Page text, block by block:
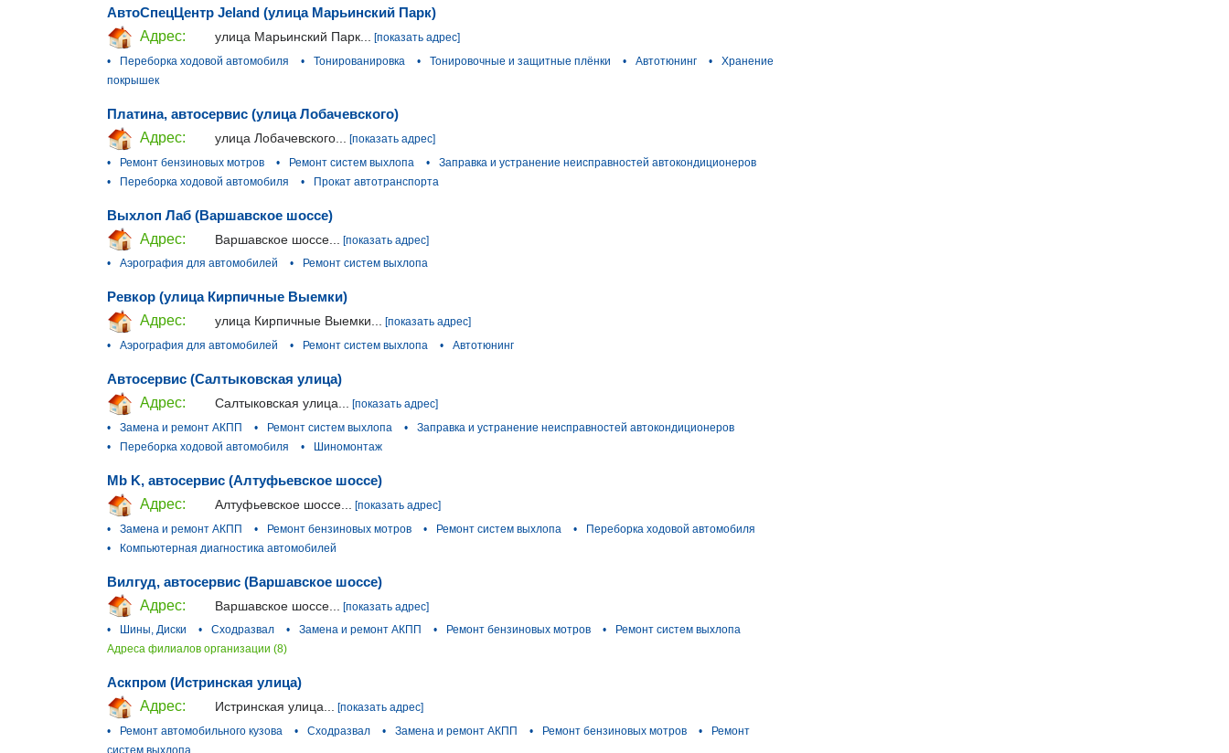
АвтоСпецЦентр Jeland (улица Марьинский Парк)
Адрес:
улица Марьинский Парк...
[показать адрес]
•
Переборка ходовой автомобиля • Тонированировка • Тонировочные и защитные плёнки • Автотюнинг •
Хранение
покрышек
Платина, автосервис (улица Лобачевского)
Адрес:
улица Лобачевского...
[показать адрес]
•
Ремонт бензиновых мотров • Ремонт систем выхлопа •
Заправка и устранение неисправностей автокондиционеров
•
Переборка ходовой автомобиля • Прокат автотранспорта
Выхлоп Лаб (Варшавское шоссе)
Адрес:
Варшавское шоссе...
[показать адрес]
•
Аэрография для автомобилей • Ремонт систем выхлопа
Ревкор (улица Кирпичные Выемки)
Адрес:
улица Кирпичные Выемки... [показать адрес]
•
Аэрография для автомобилей • Ремонт систем выхлопа • Автотюнинг
Автосервис (Салтыковская улица)
Адрес:
Салтыковская улица...
[показать адрес]
•
Замена и ремонт АКПП • Ремонт систем выхлопа •
Заправка и устранение неисправностей автокондиционеров
•
Переборка ходовой автомобиля • Шиномонтаж
Mb K, автосервис (Алтуфьевское шоссе)
Адрес:
Алтуфьевское шоссе...
[показать адрес]
•
Замена и ремонт АКПП • Ремонт бензиновых мотров • Ремонт систем выхлопа •
Переборка ходовой автомобиля
•
Компьютерная диагностика автомобилей
Вилгуд, автосервис (Варшавское шоссе)
Адрес:
Варшавское шоссе...
[показать адрес]
•
Шины, Диски • Сходразвал • Замена и ремонт АКПП • Ремонт бензиновых мотров •
Ремонт систем выхлопа
Адреса филиалов организации (8)
Аскпром (Истринская улица)
Адрес:
Истринская улица... [показать адрес]
•
Ремонт автомобильного кузова • Сходразвал • Замена и ремонт АКПП • Ремонт бензиновых мотров •
Ремонт
систем выхлопа